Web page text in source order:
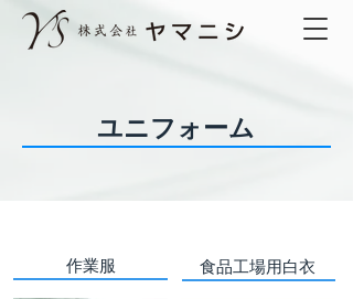
​ユニフォーム
​作業服 ​食品工場用白衣